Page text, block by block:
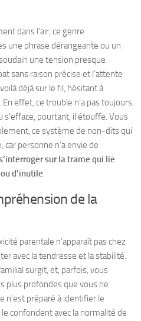
dans l’air, ce genre
une phrase dérangeante ou un
une tension presque
sans raison précise et l’attente
déjà sur le fil, hésitant à
effet, ce trouble n’a pas toujours
pourtant, il étouffe. Vous
ce système de non-dits qui
personne n’a envie de
sur la trame qui lie
d’inutile.
de la
parentale n’apparaît pas chez
avec la tendresse et la stabilité.
surgit, et, parfois, vous
plus profondes que vous ne
n’est préparé à identifier le
le confondent avec la normalité de